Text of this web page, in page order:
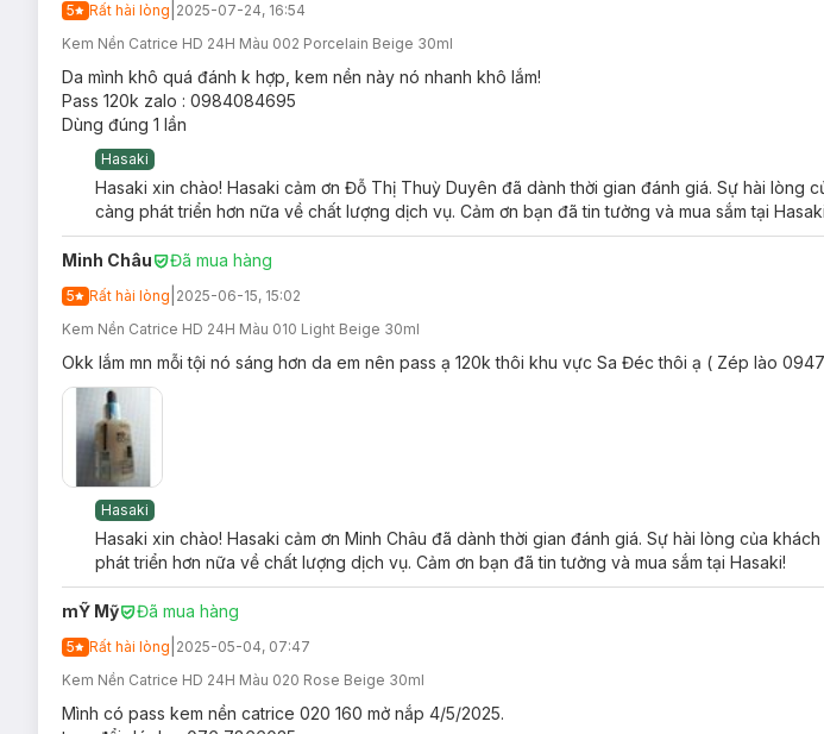
Ưu thế nổi bật của Kem Nền Catrice HD Liquid Coverage Foundation:
Kem nền làm sáng da, che khuyết điểm độ bám cao lên đến 24H, c
Công thức không chứa cồn, paraben.
Chứa Niacinamide (Vitamin B3)
Dimethicone, Crosspolymer
Isododecanelà hoạt chất có công dụng làm kem nền khi tán đều trên da sẽ bay hơi và để
Đất sét khoáng Silicacó khả năng hấp thụ bã nhờn và dầu thừa tiết trên da.
Glycerincó tác dụng cung cấp và duy trì độ ẩm cho làn da.
Che phủ tốt lỗ chân lông, khuyết điểm nếp nhăn nhẹ, vết chân chim trên gương mặt.
Lớp finish mịn lì nhưng không gây khô da, da vẫn có độ căng mướt nhất định.
Nhiều tone màu giúp dễ dàng chọn lựa, phù hợp nhiều nền da và phong cách trang điểm.
Che phủ đến 80% với vết thâm mụn, quầng thâm, các khuyết điểm trên da tạo nên lớp nền
100% sản phẩm thuần chay lành tính, không dầu, paraben, cồn, hạt nhựa vi mô.
Chất kem lỏng tiệp vào da nhẹ nhàng, không gây cảm giác bí da.
Hướng dẫn b ảo quản Kem Nền Catrice HD Liquid Coverage Foundation:
Để xa tầm tay trẻ em.
5 Rất hài lòng 2025-07-24, 16:54
Kem Nền Catrice HD 24H Màu 002 Porcelain Beige 30ml
Da mình khô quá đánh k hợp, kem nền này nó nhanh khô lắm!
Pass 120k zalo : 0984084695
Dùng đúng 1 lần
Hasaki
Hasaki xin chào! Hasaki cảm ơn Đỗ Thị Thuỳ Duyên đã dành thời gian đánh giá. Sự hài lòng
càng phát triển hơn nữa về chất lượng dịch vụ. Cảm ơn bạn đã tin tưởng và mua sắm tại
Minh Châu Đã mua hàng
5 Rất hài lòng 2025-06-15, 15:02
Kem Nền Catrice HD 24H Màu 010 Light Beige 30ml
Okk lắm mn mỗi tội nó sáng hơn da em nên pass ạ 120k thôi khu vực Sa Đéc thôi ạ ( Zép lào
Hasaki
Hasaki xin chào! Hasaki cảm ơn Minh Châu đã dành thời gian đánh giá. Sự hài lòng của
phát triển hơn nữa về chất lượng dịch vụ. Cảm ơn bạn đã tin tưởng và mua sắm tại Hasaki!
mỸ Mỹ Đã mua hàng
5 Rất hài lòng 2025-05-04, 07:47
Kem Nền Catrice HD 24H Màu 020 Rose Beige 30ml
Mình có pass kem nền catrice 020 160 mở nắp 4/5/2025.